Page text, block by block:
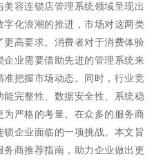
容连锁店管理系统领域呈现出
化浪潮的推进，市场对这两类
高要求。消费者对于消费体验
业需要借助先进的管理系统来
把握市场动态。同时，行业竞
完整性、数据安全性、系统稳
严格的考量。在众多的服务商
企业面临的一项挑战。本文旨
商推荐指南，助力企业做出更